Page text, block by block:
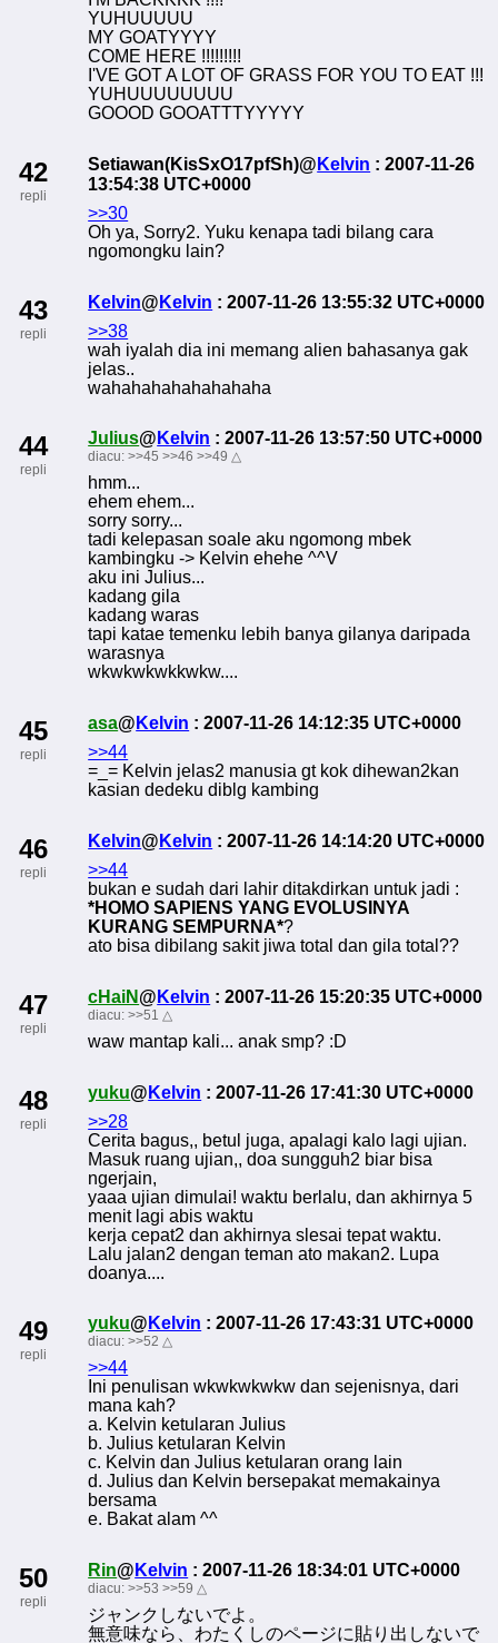
YUHUUUUU
MY GOATYYYY
COME HERE !!!!!!!!!
I'VE GOT A LOT OF GRASS FOR YOU TO EAT !!!
YUHUUUUUUUU
GOOOD GOOATTTYYYYY
42
repli
Setiawan(KisSxO17pfSh)@ Kelvin : 2007-11-26
13:54:38 UTC+0000
>>30
Oh ya, Sorry2. Yuku kenapa tadi bilang cara
ngomongku lain?
43
repli
Kelvin@ Kelvin : 2007-11-26 13:55:32 UTC+0000
>>38
wah iyalah dia ini memang alien bahasanya gak
jelas..
wahahahahahahahaha
44
repli
Julius@ Kelvin : 2007-11-26 13:57:50 UTC+0000
diacu:>>45 >>46 >>49 △
hmm...
ehem ehem...
sorry sorry...
tadi kelepasan soale aku ngomong mbek
kambingku -> Kelvin ehehe ^^V
aku ini Julius...
kadang gila
kadang waras
tapi katae temenku lebih banya gilanya daripada
warasnya
wkwkwkwkkwkw....
45
repli
asa@ Kelvin : 2007-11-26 14:12:35 UTC+0000
>>44
=_= Kelvin jelas2 manusia gt kok dihewan2kan
kasian dedeku diblg kambing
46
repli
Kelvin@ Kelvin : 2007-11-26 14:14:20 UTC+0000
>>44
bukan e sudah dari lahir ditakdirkan untuk jadi :
*HOMO SAPIENS YANG EVOLUSINYA
KURANG SEMPURNA*?
ato bisa dibilang sakit jiwa total dan gila total??
47
repli
cHaiN @ Kelvin : 2007-11-26 15:20:35 UTC+0000
diacu:>>51 △
waw mantap kali... anak smp? :D
48
repli
yuku@ Kelvin : 2007-11-26 17:41:30 UTC+0000
>>28
Cerita bagus,, betul juga, apalagi kalo lagi ujian.
Masuk ruang ujian,, doa sungguh2 biar bisa
ngerjain,
yaaa ujian dimulai! waktu berlalu, dan akhirnya 5
menit lagi abis waktu
kerja cepat2 dan akhirnya slesai tepat waktu.
Lalu jalan2 dengan teman ato makan2. Lupa
doanya....
49
repli
yuku@ Kelvin : 2007-11-26 17:43:31 UTC+0000
diacu:>>52 △
>>44
Ini penulisan wkwkwkwkw dan sejenisnya, dari
mana kah?
a. Kelvin ketularan Julius
b. Julius ketularan Kelvin
c. Kelvin dan Julius ketularan orang lain
d. Julius dan Kelvin bersepakat memakainya
bersama
e. Bakat alam ^^
50
repli
Rin@ Kelvin : 2007-11-26 18:34:01 UTC+0000
diacu:>>53 >>59 △
ジャンクしないでよ。
無意味なら、わたくしのページに貼り出しないで